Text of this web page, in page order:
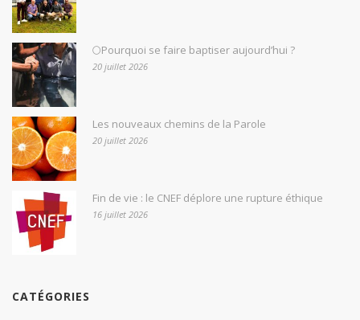
🌕Pourquoi se faire baptiser aujourd’hui ?
20 juillet 2026
Les nouveaux chemins de la Parole
20 juillet 2026
Fin de vie : le CNEF déplore une rupture éthique
16 juillet 2026
CATÉGORIES